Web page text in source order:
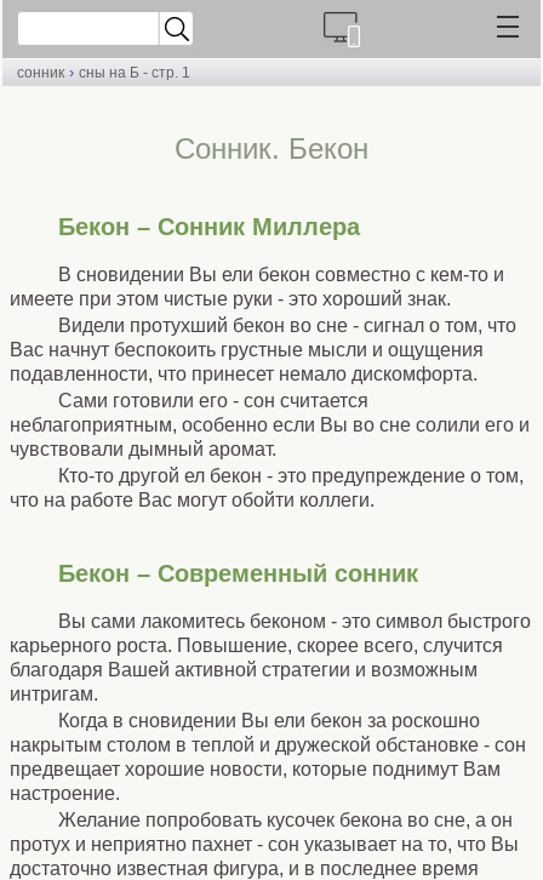
сонник › сны на Б - стр. 1
Cонник. Бекон
Бекон – Сонник Миллера
В сновидении Вы ели бекон совместно с кем-то и
имеете при этом чистые руки - это хороший знак.
Видели протухший бекон во сне - сигнал о том, что
Вас начнут беспокоить грустные мысли и ощущения
подавленности, что принесет немало дискомфорта.
Сами готовили его - сон считается
неблагоприятным, особенно если Вы во сне солили его и
чувствовали дымный аромат.
Кто-то другой ел бекон - это предупреждение о том,
что на работе Вас могут обойти коллеги.
Бекон – Современный сонник
Вы сами лакомитесь беконом - это символ быстрого
карьерного роста. Повышение, скорее всего, случится
благодаря Вашей активной стратегии и возможным
интригам.
Когда в сновидении Вы ели бекон за роскошно
накрытым столом в теплой и дружеской обстановке - сон
предвещает хорошие новости, которые поднимут Вам
настроение.
Желание попробовать кусочек бекона во сне, а он
протух и неприятно пахнет - сон указывает на то, что Вы
достаточно известная фигура, и в последнее время